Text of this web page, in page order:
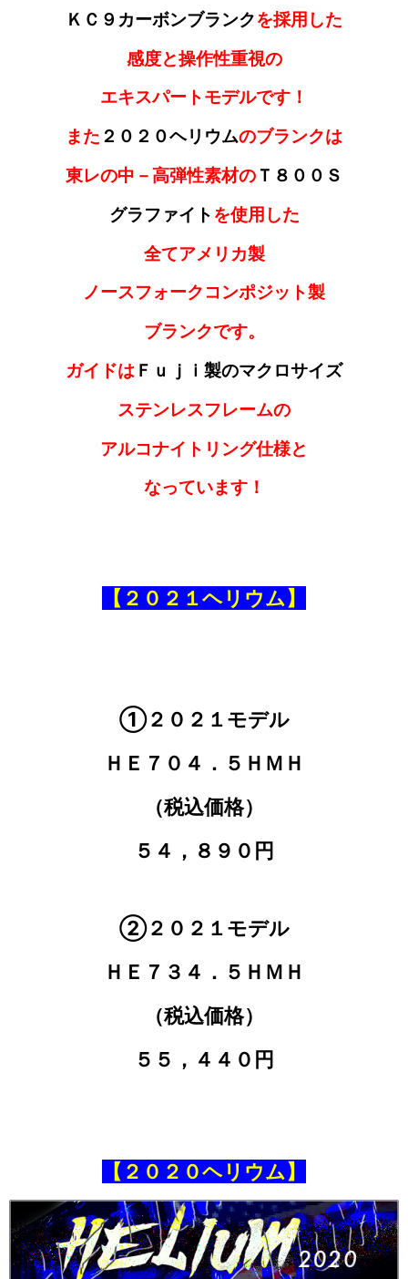
ＫＣ９カーボンブランクを採用した
感度と操作性重視の
エキスパートモデルです！
また ２０２０ヘリウムのブランクは
東レの中－高弾性素材の Ｔ８００Ｓ
グラファイト を使用した
全てアメリカ製
ノースフォークコンポジット製
ブランクです。
ガイドは Ｆｕｊｉ製のマクロサイズ
ステンレスフレームの
アルコナイトリング仕様と
なっています！
【２０２１ヘリウム】
①２０２１モデル
ＨＥ７０４．５ＨＭＨ
（税込価格）
５４，８９０円
②２０２１モデル
ＨＥ７３４．５ＨＭＨ
（税込価格）
５５，４４０円
【２０２０ヘリウム】